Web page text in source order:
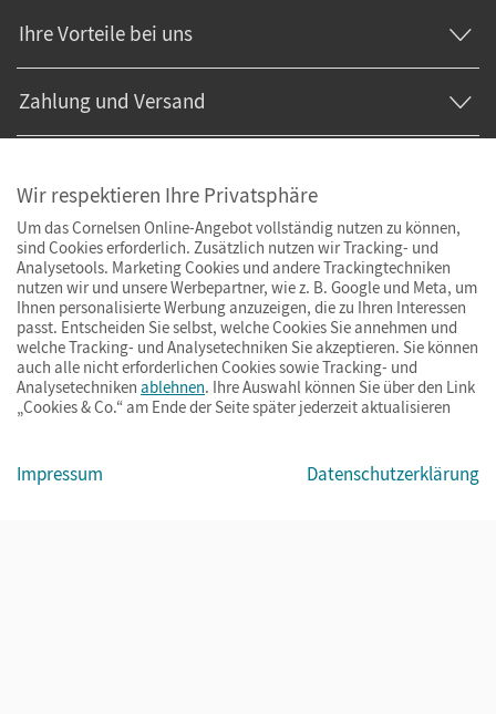
Ihre Vorteile bei uns
Zahlung und Versand
© Cornelsen Verlag 2026
ImpressumAGBDatenschutzBarrierefreiheitCookies & Co.
Wir respektieren Ihre Privatsphäre
Um das Cornelsen Online-Angebot vollständig nutzen zu können,
sind Cookies erforderlich. Zusätzlich nutzen wir Tracking- und
Analysetools. Marketing Cookies und andere Trackingtechniken
nutzen wir und unsere Werbepartner, wie z. B. Google und Meta, um
Ihnen personalisierte Werbung anzuzeigen, die zu Ihren Interessen
passt. Entscheiden Sie selbst, welche Cookies Sie annehmen und
welche Tracking- und Analysetechniken Sie akzeptieren. Sie können
auch alle nicht erforderlichen Cookies sowie Tracking- und
Analysetechniken ablehnen. Ihre Auswahl können Sie über den Link
„Cookies & Co.“ am Ende der Seite später jederzeit aktualisieren
Impressum Datenschutzerklärung